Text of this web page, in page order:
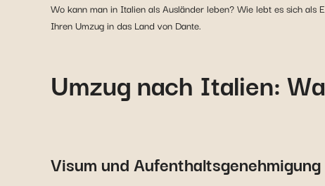
Wo kann man in Italien als Ausländer leben? Wie lebt es sich
Ihren Umzug in das Land von Dante.
Umzug nach Italien:
Visum und Aufenthaltsgenehmigung